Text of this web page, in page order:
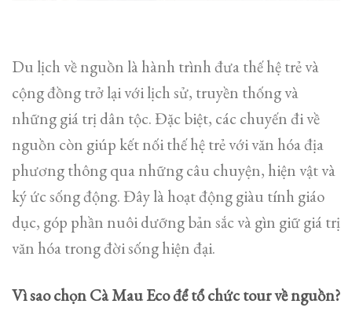
Du lịch về nguồn là hành trình đưa thế hệ trẻ và
cộng đồng trở lại với lịch sử, truyền thống và
những giá trị dân tộc. Đặc biệt, các chuyến đi về
nguồn còn giúp kết nối thế hệ trẻ với văn hóa địa
phương thông qua những câu chuyện, hiện vật và
ký ức sống động. Đây là hoạt động giàu tính giáo
dục, góp phần nuôi dưỡng bản sắc và gìn giữ giá trị
văn hóa trong đời sống hiện đại.
Vì sao chọn Cà Mau Eco để tổ chức tour về nguồn?